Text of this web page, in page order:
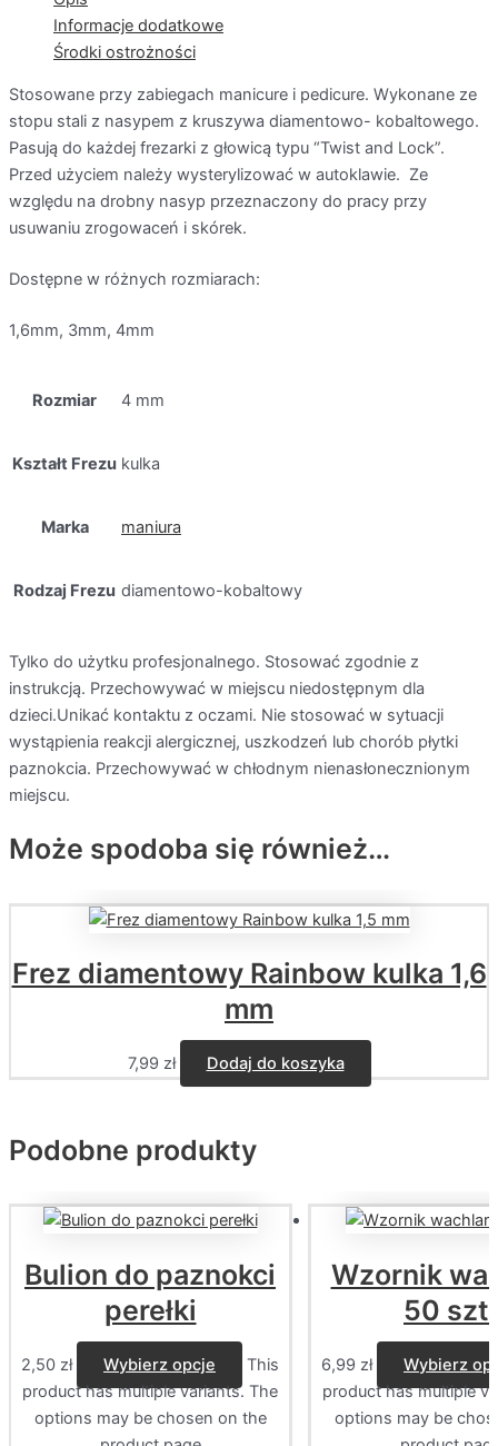
Informacje dodatkowe
Środki ostrożności
Stosowane przy zabiegach manicure i pedicure. Wykonane ze
stopu stali z nasypem z kruszywa diamentowo- kobaltowego.
Pasują do każdej frezarki z głowicą typu “Twist and Lock”.
Przed użyciem należy wysterylizować w autoklawie. Ze
względu na drobny nasyp przeznaczony do pracy przy
usuwaniu zrogowaceń i skórek.
Dostępne w różnych rozmiarach:
1,6mm, 3mm, 4mm
Rozmiar 4 mm
Kształt Frezu kulka
Marka maniura
Rodzaj Frezu diamentowo-kobaltowy
Tylko do użytku profesjonalnego. Stosować zgodnie z
instrukcją. Przechowywać w miejscu niedostępnym dla
dzieci.Unikać kontaktu z oczami. Nie stosować w sytuacji
wystąpienia reakcji alergicznej, uszkodzeń lub chorób płytki
paznokcia. Przechowywać w chłodnym nienasłonecznionym
miejscu.
Może spodoba się również…
Frez diamentowy Rainbow kulka 1,6
mm
7,99 zł Dodaj do koszyka
Podobne produkty
Bulion do paznokci
perełki
2,50 zł Wybierz opcje
This
product has multiple variants. The
options may be chosen on the
Wzornik
50 szt.
6,99 zł
Wybierz
product has multiple
options may be